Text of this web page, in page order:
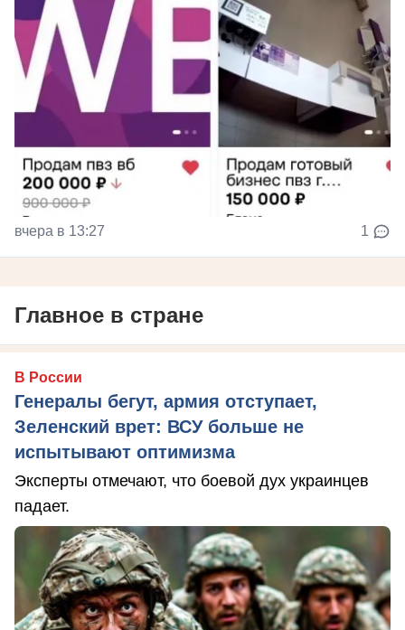
вчера в 13:27 1
Главное в стране
В России
Генералы бегут, армия отступает,
Зеленский врет: ВСУ больше не
испытывают оптимизма
Эксперты отмечают, что боевой дух украинцев
падает.